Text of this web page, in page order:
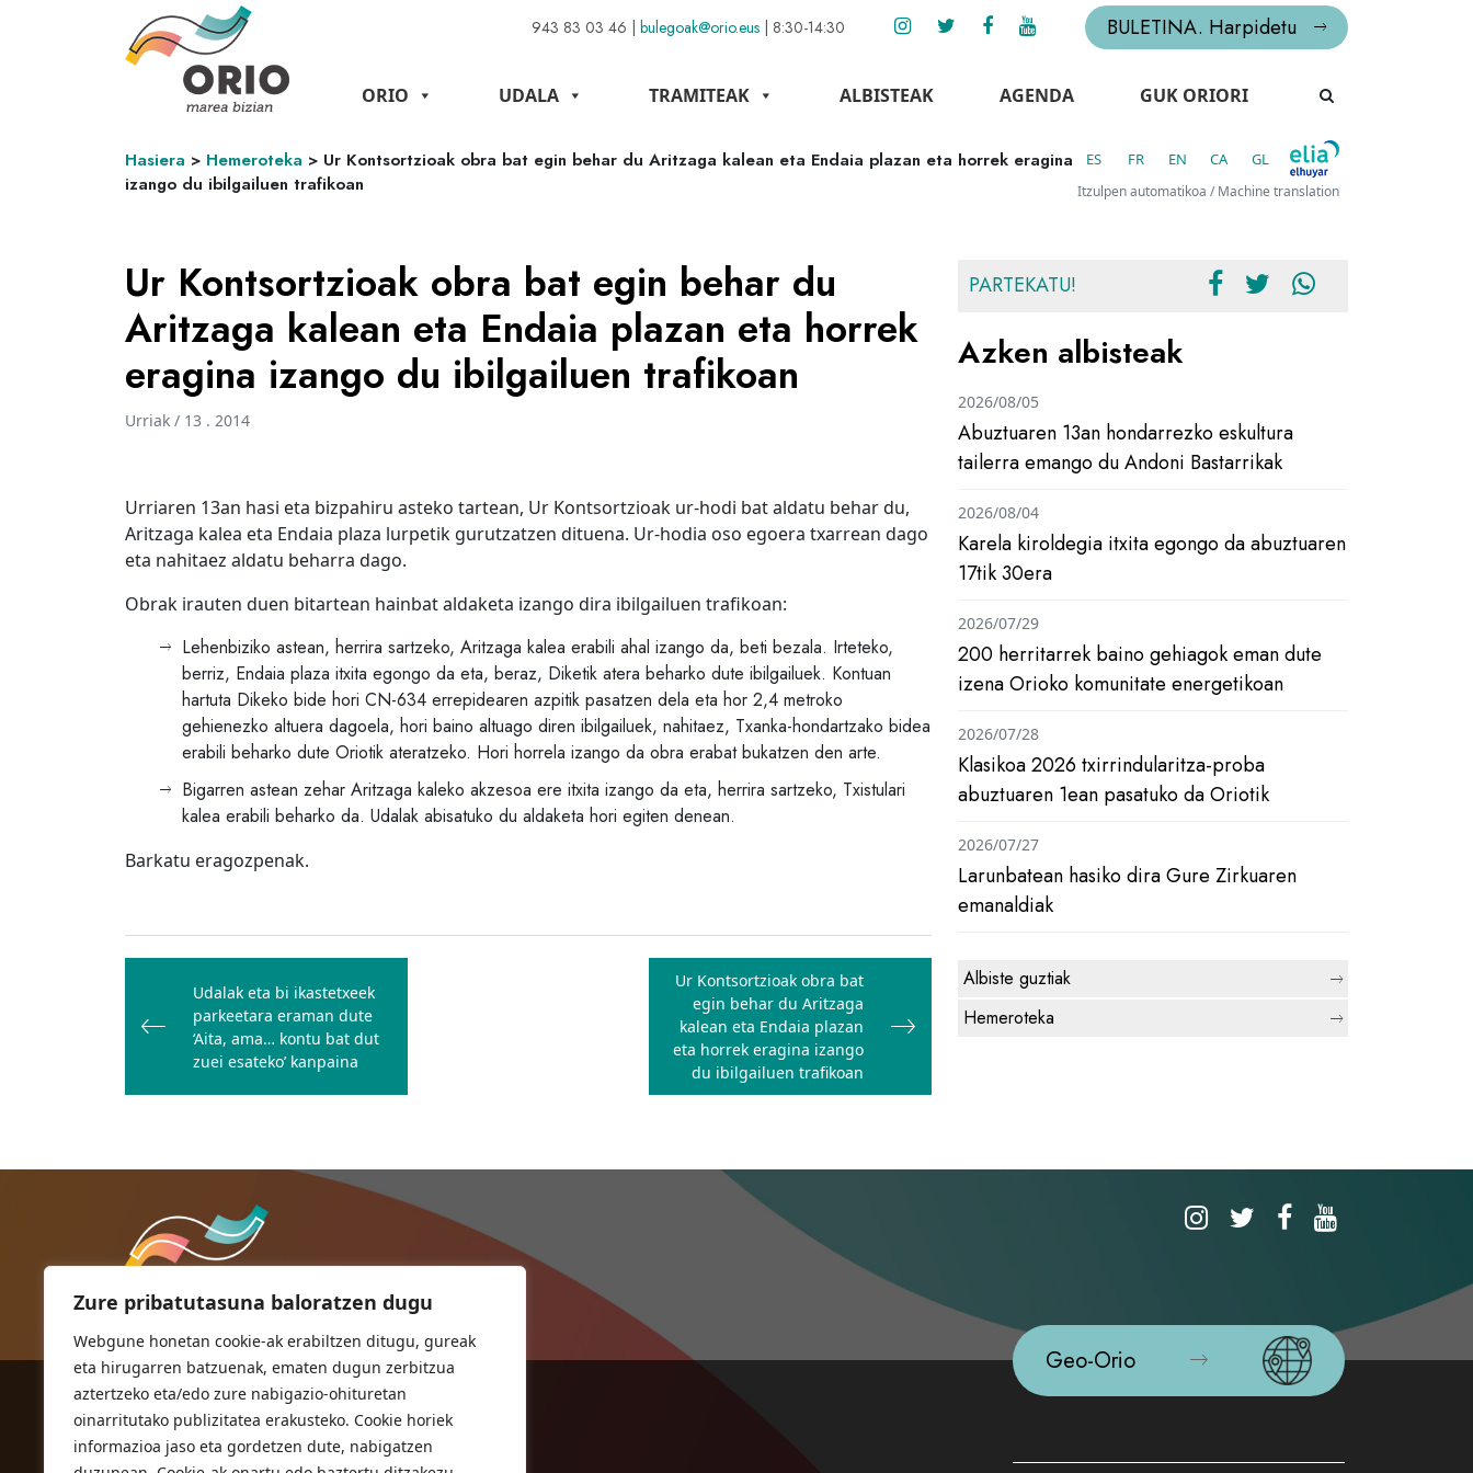
Zure pribatutasuna baloratzen dugu
Webgune honetan cookie-ak erabiltzen ditugu, gureak
eta hirugarren batzuenak, ematen dugun zerbitzua
aztertzeko eta/edo zure nabigazio-ohituretan
oinarritutako publizitatea erakusteko. Cookie horiek
informazioa jaso eta gordetzen dute, nabigatzen
943 83 03 46 | bulegoak@orio.eus | 8:30-14:30 BULETINA. Harpidetu
ORIO UDALA TRAMITEAK ALBISTEAK AGENDA GUK ORIORI
Hasiera > Hemeroteka > Ur Kontsortzioak obra bat egin behar du Aritzaga kalean eta Endaia plazan eta horrek eragina
izango du ibilgailuen trafikoan
ES FR EN CA GL
Itzulpen automatikoa / Machine translation
Ur Kontsortzioak obra bat egin behar du
Aritzaga kalean eta Endaia plazan eta horrek
eragina izango du ibilgailuen trafikoan
Urriak / 13 . 2014
Urriaren 13an hasi eta bizpahiru asteko tartean, Ur Kontsortzioak ur-hodi bat aldatu behar du,
Aritzaga kalea eta Endaia plaza lurpetik gurutzatzen dituena. Ur-hodia oso egoera txarrean dago
eta nahitaez aldatu beharra dago.
Obrak irauten duen bitartean hainbat aldaketa izango dira ibilgailuen trafikoan:
Lehenbiziko astean, herrira sartzeko, Aritzaga kalea erabili ahal izango da, beti bezala. Irteteko,
berriz, Endaia plaza itxita egongo da eta, beraz, Diketik atera beharko dute ibilgailuek. Kontuan
hartuta Dikeko bide hori CN-634 errepidearen azpitik pasatzen dela eta hor 2,4 metroko
gehienezko altuera dagoela, hori baino altuago diren ibilgailuek, nahitaez, Txanka-hondartzako bidea
erabili beharko dute Oriotik ateratzeko. Hori horrela izango da obra erabat bukatzen den arte.
Bigarren astean zehar Aritzaga kaleko akzesoa ere itxita izango da eta, herrira sartzeko, Txistulari
kalea erabili beharko da. Udalak abisatuko du aldaketa hori egiten denean.
Barkatu eragozpenak.
Bidalketetan
zehar
nabigatu
Udalak eta bi ikastetxeek
parkeetara eraman dute
‘Aita, ama… kontu bat dut
zuei esateko’ kanpaina
Ur Kontsortzioak obra bat
egin behar du Aritzaga
kalean eta Endaia plazan
eta horrek eragina izango
du ibilgailuen trafikoan
PARTEKATU!
Azken albisteak
Abuztuaren 13an hondarrezko eskultura
tailerra emango du Andoni Bastarrikak
2026/08/05
Karela kiroldegia itxita egongo da abuztuaren
17tik 30era
2026/08/04
200 herritarrek baino gehiagok eman dute
izena Orioko komunitate energetikoan
2026/07/29
Klasikoa 2026 txirrindularitza-proba
abuztuaren 1ean pasatuko da Oriotik
2026/07/28
Larunbatean hasiko dira Gure Zirkuaren
emanaldiak
2026/07/27
Albiste guztiak
Hemeroteka
Geo-Orio
ORIOKO UDALA
Herriko plaza,1
20810 Orio (Gipuzkoa)